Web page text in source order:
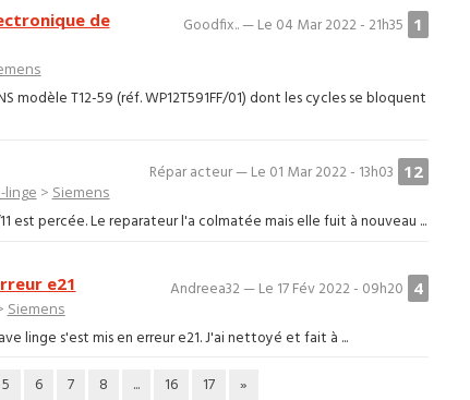
1
Goodfix.. — Le 04 Mar 2022 - 21h35
de
modèle T12-59 (réf. WP12T591FF/01) dont les cycles se bloquent
12
Répar acteur — Le 01 Mar 2022 - 13h03
linge > Siemens
est percée. Le reparateur l'a colmatée mais elle fuit à nouveau ...
4
Andreea32 — Le 17 Fév 2022 - 09h20
e21
Siemens
linge s'est mis en erreur e21. J'ai nettoyé et fait à ...
5 6 7 8 ... 16 17 »